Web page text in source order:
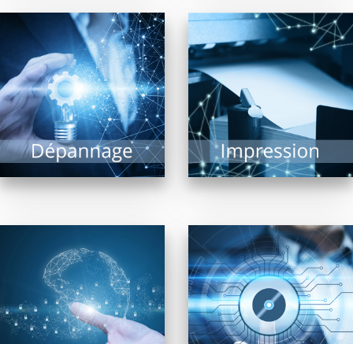
Malgré les évolutions
technologiques, le
risque de panne ne
peut être exclu. Il est
alors précieux...
EN SAVOIR PLUS
Impression de
documents, photos,
plans grands formats,
l’imprimante est
indissociable d’un
système informatique.
De nombreuses
technologies...
EN SAVOIR PLUS
Navigateurs, moteurs
de recherche, matériel
de connexion… Internet
est un vaste univers ou
matériels et logiciels...
Trouver « LE » logiciel
répondant à un besoin
précis est une tâche
complexe tant il...